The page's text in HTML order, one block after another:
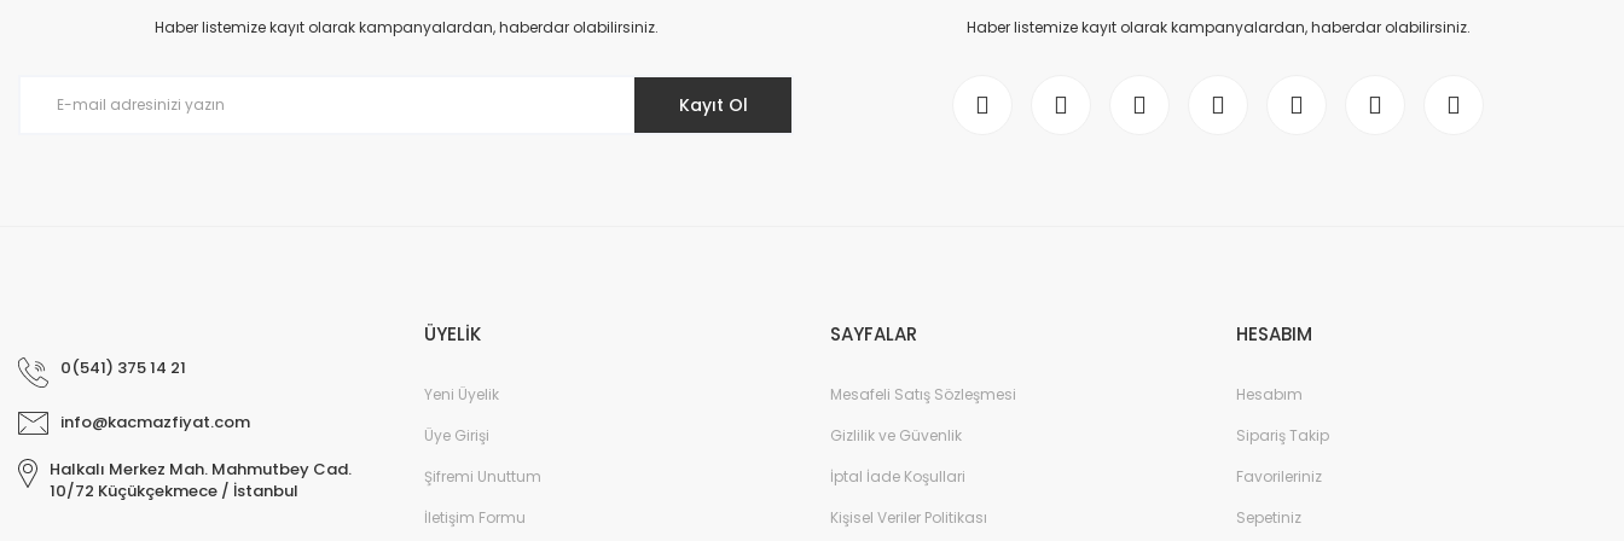
Haber listemize kayıt olarak kampanyalardan, haberdar olabilirsiniz.
Kayıt Ol
Haber listemize kayıt olarak kampanyalardan, haberdar olabilirsiniz.
0(541) 375 14 21
info@kacmazfiyat.com
Halkalı Merkez Mah. Mahmutbey Cad.
10/72 Küçükçekmece / İstanbul
ÜYELİK
Yeni Üyelik
Üye Girişi
Şifremi Unuttum
İletişim Formu
SAYFALAR
Mesafeli Satış Sözleşmesi
Gizlilik ve Güvenlik
İptal İade Koşullari
Kişisel Veriler Politikası
HESABIM
Hesabım
Sipariş Takip
Favorileriniz
Sepetiniz